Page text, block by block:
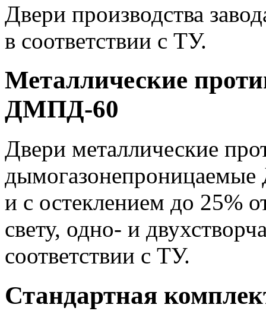
Двери производства
в соответствии с ТУ.
Металлические
ДМПД-60
Двери металлические
и с остеклением до 25%
свету, одно- и
соответствии с ТУ.
Стандартная